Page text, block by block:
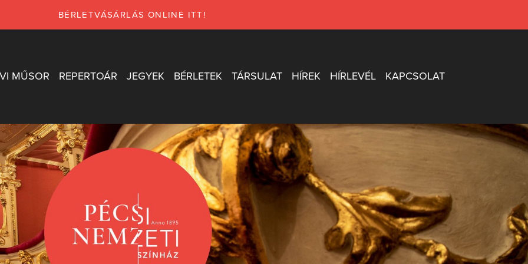
BÉRLETVÁSÁRLÁS ONLINE ITT!
MŰSOR REPERTOÁR JEGYEK BÉRLETEK TÁRSULAT HÍREK HÍRLEVÉL KAPCSOLAT